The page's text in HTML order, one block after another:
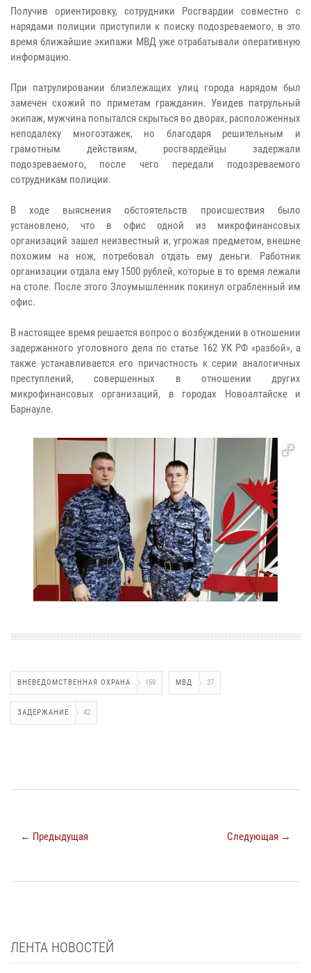
Получив ориентировку, сотрудники Росгвардии совместно с
нарядами полиции приступили к поиску подозреваемого, в это
время ближайшие экипажи МВД уже отрабатывали оперативную
информацию.
При патрулировании близлежащих улиц города нарядом был
замечен схожий по приметам гражданин. Увидев патрульный
экипаж, мужчина попытался скрыться во дворах, расположенных
неподалеку многоэтажек, но благодаря решительным и
грамотным действиям, росгвардейцы задержали
подозреваемого, после чего передали подозреваемого
сотрудникам полиции.
В ходе выяснения обстоятельств происшествия было
установлено, что в офис одной из микрофинансовых
организаций зашел неизвестный и, угрожая предметом, внешне
похожим на нож, потребовал отдать ему деньги. Работник
организации отдала ему 1500 рублей, которые в то время лежали
на столе. После этого Злоумышленник покинул ограбленный им
офис.
В настоящее время решается вопрос о возбуждении в отношении
задержанного уголовного дела по статье 162 УК РФ «разбой», а
также устанавливается его причастность к серии аналогичных
преступлений, совершенных в отношении других
микрофинансовых организаций, в городах Новоалтайске и
Барнауле.
ВНЕВЕДОМСТВЕННАЯ ОХРАНА 159 МВД 37
ЗАДЕРЖАНИЕ 42
← Предыдущая Следующая →
ЛЕНТА НОВОСТЕЙ